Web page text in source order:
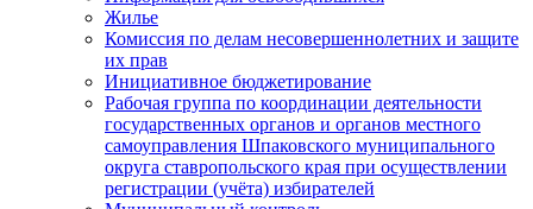
Жилье
Комиссия по делам несовершеннолетних и защите
их прав
Инициативное бюджетирование
Рабочая группа по координации деятельности
государственных органов и органов местного
самоуправления Шпаковского муниципального
округа ставропольского края при осуществлении
регистрации (учёта) избирателей